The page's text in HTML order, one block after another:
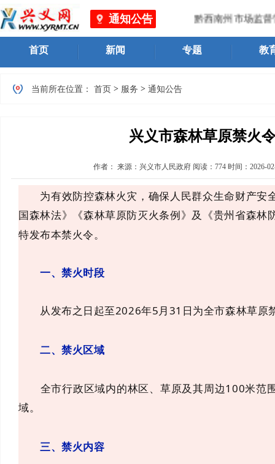
通知公告 黔西南州市场监督
首页 新闻 专题 教
当前所在位置： 首页 > 服务 > 通知公告
兴义市森林草原禁火
作者： 来源：兴义市人民政府 阅读： 774 时间： 2026-
为有效防控森林火灾，确保人民群众生命财产安
国森林法》《森林草原防灭火条例》及《贵州省森林
特发布本禁火令。
一、禁火时段
从发布之日起至2026年5月31日为全市森林草原
二、禁火区域
全市行政区域内的林区、草原及其周边100米范
域。
三、禁火内容